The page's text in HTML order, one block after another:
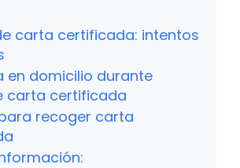
carta certificada: intentos
en domicilio durante
carta certificada
recoger carta